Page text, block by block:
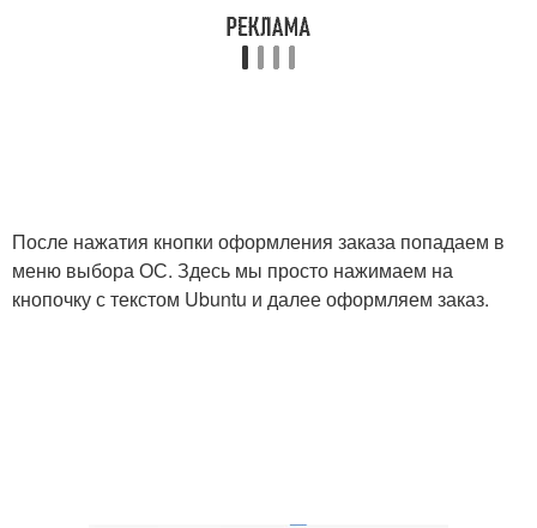
После нажатия кнопки оформления заказа попадаем в
меню выбора ОС. Здесь мы просто нажимаем на
кнопочку с текстом Ubuntu и далее оформляем заказ.